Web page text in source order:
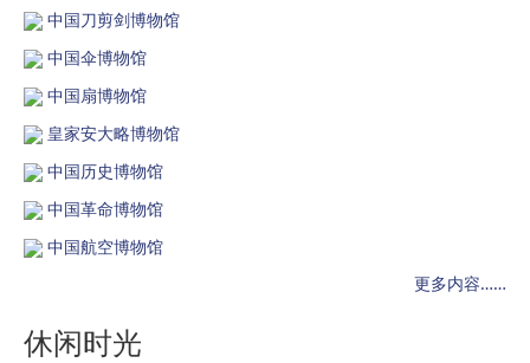
中国刀剪剑博物馆
中国伞博物馆
中国扇博物馆
皇家安大略博物馆
中国历史博物馆
中国革命博物馆
中国航空博物馆
更多内容……
休闲时光